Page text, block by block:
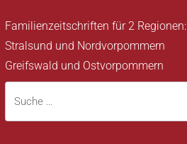
Familienzeitschriften für 2 Regionen:
Stralsund und Nordvorpommern
Greifswald und Ostvorpommern
Suche